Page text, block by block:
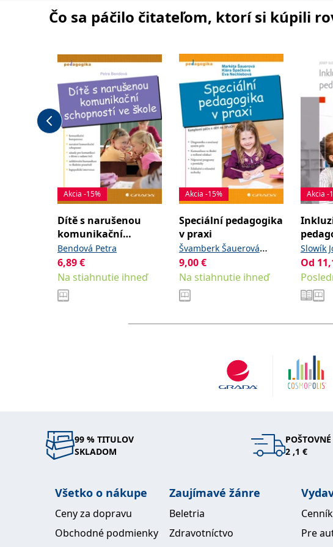
Čo sa páčilo čitateľom, ktorí si kúpili
Akcia -15%
Dítě s narušenou
komunikační
schopností ve škole
Bendová Petra
6,89€
Na stiahnutie ihneď
Akcia -15%
Speciální pedagogika
v praxi
Švamberk Šauerová
Markéta
Nechlebová Eva
9,00€
Na stiahnutie ihneď
Akcia -
Slowík
Od
99 % TITULOV
SKLADOM
2 ,1 €
Všetko o nákupe
Ceny za dopravu
Obchodné podmienky
Zaujímavé žánre
Beletria
Zdravotníctvo
Pre